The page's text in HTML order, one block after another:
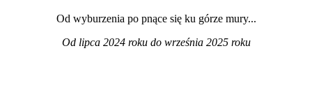
Od wyburzenia po pnące się ku górze mury...
Od lipca 2024 roku do września 2025 roku